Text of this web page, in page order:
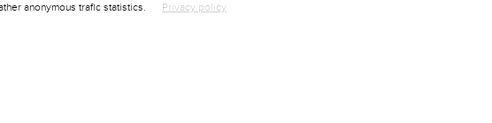
anonymous trafic statistics. Privacy policy